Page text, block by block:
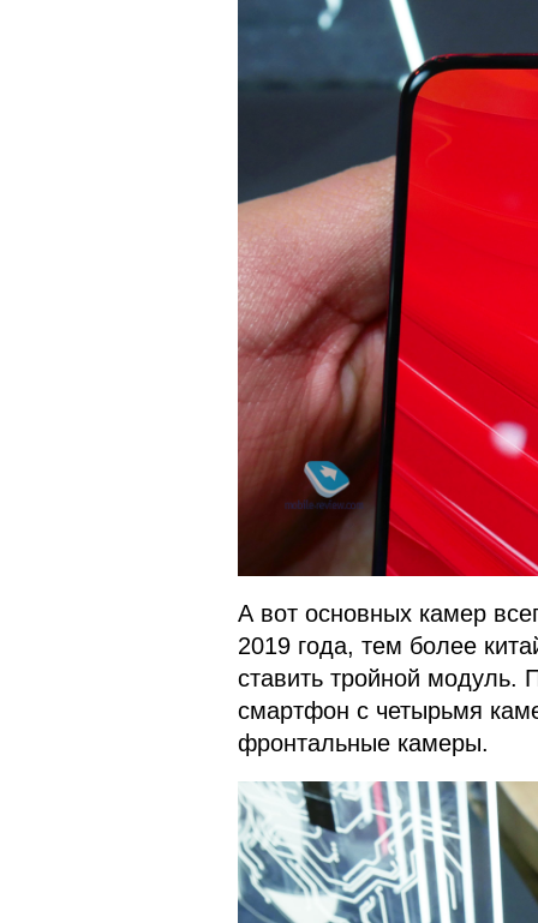
А вот основных камер
2019 года, тем более
ставить тройной модуль.
смартфон с четырьмя
фронтальные камеры.